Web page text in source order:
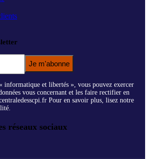
Je m'abonne
informatique et libertés », vous pouvez exercer
vous concernant et les faire rectifier en
Pour en savoir plus, lisez notre
réseaux sociaux